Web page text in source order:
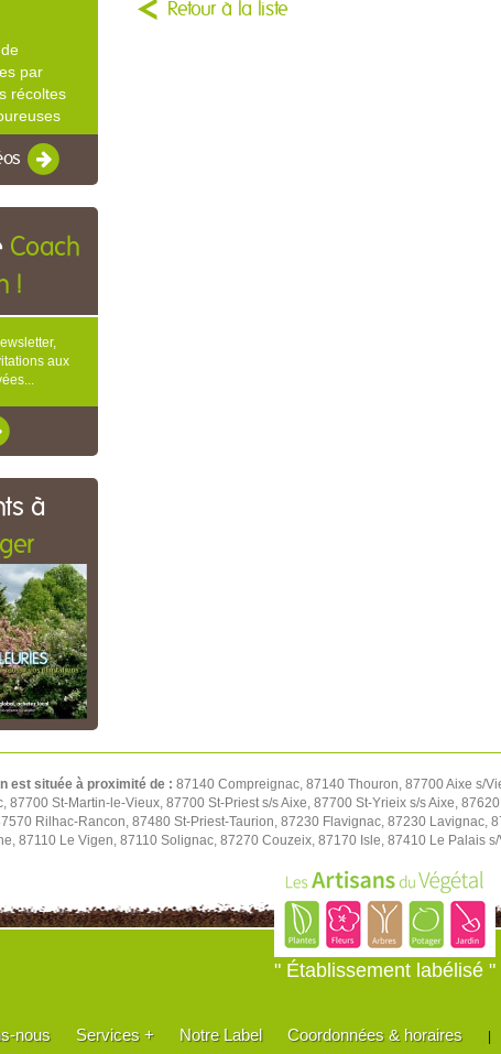
par
récoltes
Coach
!
aux
à
Retour à la liste
est située à proximité de : 87140 Compreignac, 87140 Thouron, 87700 Aixe s/
87700 St-Martin-le-Vieux, 87700 St-Priest s/s Aixe, 87700 St-Yrieix s/s Aixe,
Rilhac-Rancon, 87480 St-Priest-Taurion, 87230 Flavignac, 87230 Lavignac,
87110 Le Vigen, 87110 Solignac, 87270 Couzeix, 87170 Isle, 87410 Le Palais
" Établissement labélisé "
nous Services + Notre Label Coordonnées & horaires